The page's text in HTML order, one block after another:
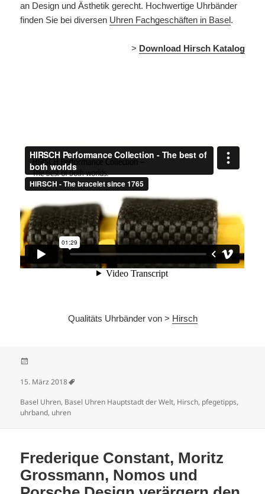
an Design und Ästhetik gerecht. Hochwertige Uhrbänder
finden Sie bei diversen Uhren Fachgeschäften in Basel.
> Download Hirsch Katalog
Qualitäts Uhrbänder von > Hirsch
15. März 2018
Basel Uhren, Basel Uhren Hauptstadt der Welt, Hirsch, pfegetipps,
uhrband, uhren
Frederique Constant, Moritz
Grossmann, Nomos und